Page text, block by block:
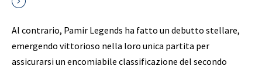
Al contrario, Pamir Legends ha fatto un debutto stellare,
emergendo vittorioso nella loro unica partita per
assicurarsi un encomiabile classificazione del secondo